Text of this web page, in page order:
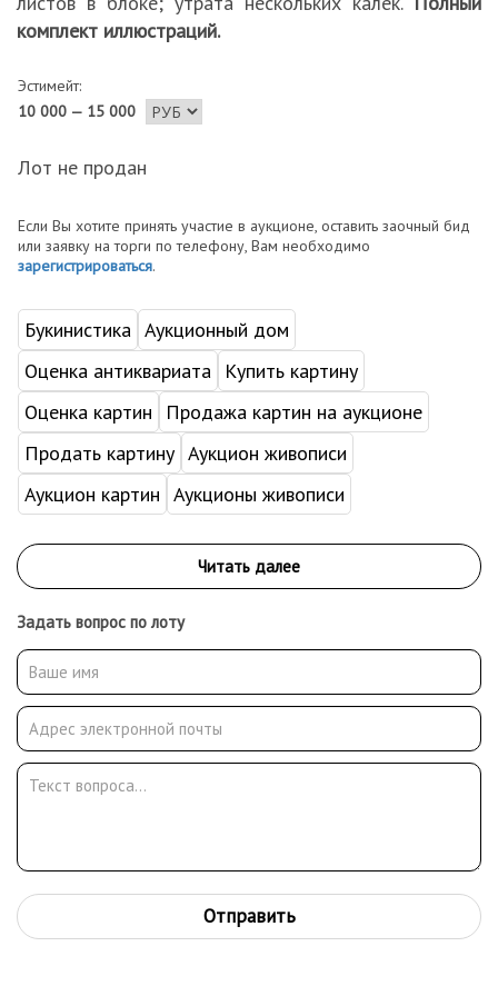
комплект иллюстраций.
Эстимейт:
10 000 — 15 000
Лот не продан
Если Вы хотите принять участие в аукционе, оставить заочный бид
или заявку на торги по телефону, Вам необходимо
зарегистрироваться.
Букинистика Аукционный дом
Оценка антиквариата
Купить картину
Оценка картин
Продажа картин на аукционе
Продать картину Аукцион живописи
Аукцион картин Аукционы живописи
Задать вопрос по лоту
Отправить